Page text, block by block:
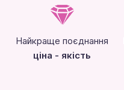
Найкраще поєднання
ціна - якість